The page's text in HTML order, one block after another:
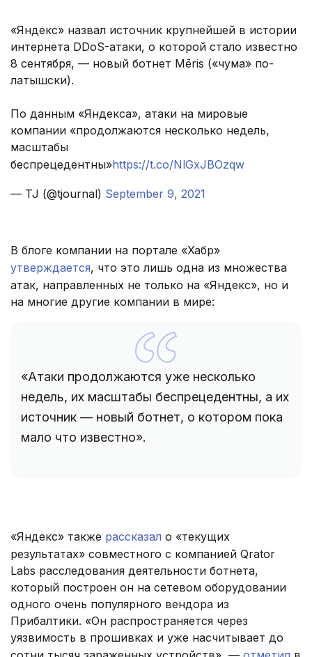
«Яндекс» назвал источник крупнейшей в истории
интернета DDoS-атаки, о которой стало известно
8 сентября, — новый ботнет Mēris («чума» по-
латышски).
По данным «Яндекса», атаки на мировые
компании «продолжаются несколько недель,
масштабы
беспрецедентны»https://t.co/NlGxJBOzqw
— TJ (@tjournal) September 9, 2021
В блоге компании на портале «Хабр»
утверждается, что это лишь одна из множества
атак, направленных не только на «Яндекс», но и
на многие другие компании в мире:
«Атаки продолжаются уже несколько
недель, их масштабы беспрецедентны, а их
источник — новый ботнет, о котором пока
мало что известно».
«Яндекс» также рассказал о «текущих
результатах» совместного с компанией Qrator
Labs расследования деятельности ботнета,
который построен он на сетевом оборудовании
одного очень популярного вендора из
Прибалтики. «Он распространяется через
уязвимость в прошивках и уже насчитывает до